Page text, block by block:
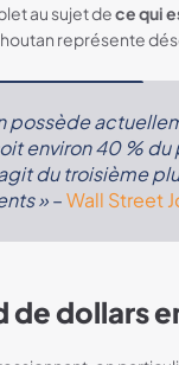
au sujet dece qui
représente
possède
environ 40 %
du troisième
»–Wall Street
de dollars